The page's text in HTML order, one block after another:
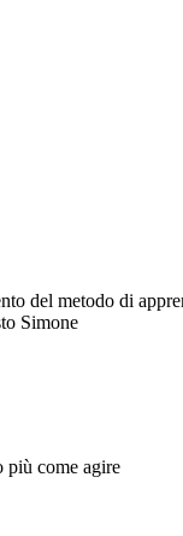
del metodo di
Simone
più come agire